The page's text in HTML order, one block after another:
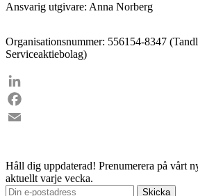
Ansvarig utgivare: Anna Norberg
Organisationsnummer: 556154-8347
Serviceaktiebolag)
LinkedIn
Facebook
Håll dig uppdaterad! Prenumerera på vårt
aktuellt varje vecka.